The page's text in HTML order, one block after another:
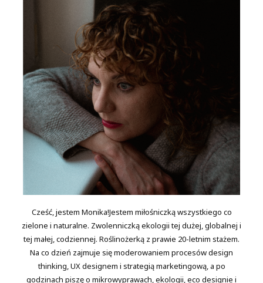
Cześć, jestem Monika!Jestem miłośniczką wszystkiego co
zielone i naturalne. Zwolenniczką ekologii tej dużej, globalnej i
tej małej, codziennej. Roślinożerką z prawie 20-letnim stażem.
Na co dzień zajmuje się moderowaniem procesów design
thinking, UX designem i strategią marketingową, a po
godzinach piszę o mikrowyprawach, ekologii, eco designie i